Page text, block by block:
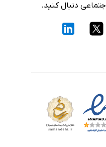
دنبال کنید.